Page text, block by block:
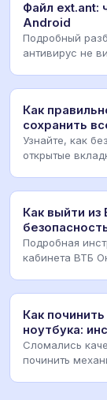
Файл ext.ant:
Android
Подробный
антивирус не
Как
сохранить
Узнайте, как
открытые
Как выйти из
Подробная
кабинета ВТБ
Как
ноутбука:
Сломались
починить